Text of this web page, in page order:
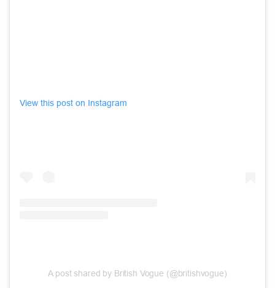
View this post on Instagram
A post shared by British Vogue (@britishvogue)